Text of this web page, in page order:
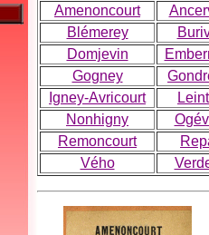
Amenoncourt
Blémerey
Domjevin
Gogney
Igney-Avricourt
Nonhigny
Remoncourt
Vého